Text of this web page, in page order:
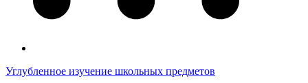
Углубленное изучение школьных предметов